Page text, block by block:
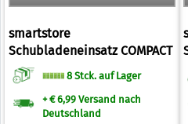
smartstore
Schubladeneinsatz COMPACT
SORT, 300 x 100 mm
8 Stck. auf Lager
+ € 6,99 Versand nach
Deutschland